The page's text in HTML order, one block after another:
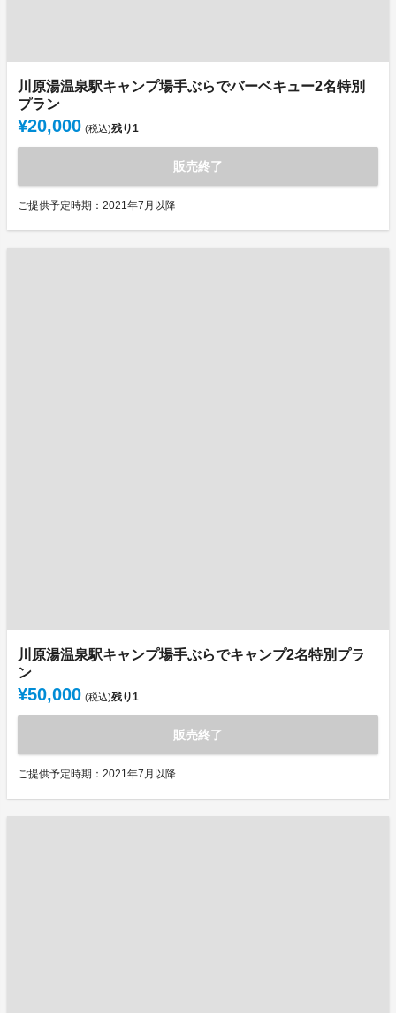
川原湯温泉駅キャンプ場手ぶらでバーベキュー2名特別
プラン
¥20,000 (税込)残り1
販売終了
ご提供予定時期：2021年7月以降
川原湯温泉駅キャンプ場手ぶらでキャンプ2名特別プラ
ン
¥50,000 (税込)残り1
販売終了
ご提供予定時期：2021年7月以降